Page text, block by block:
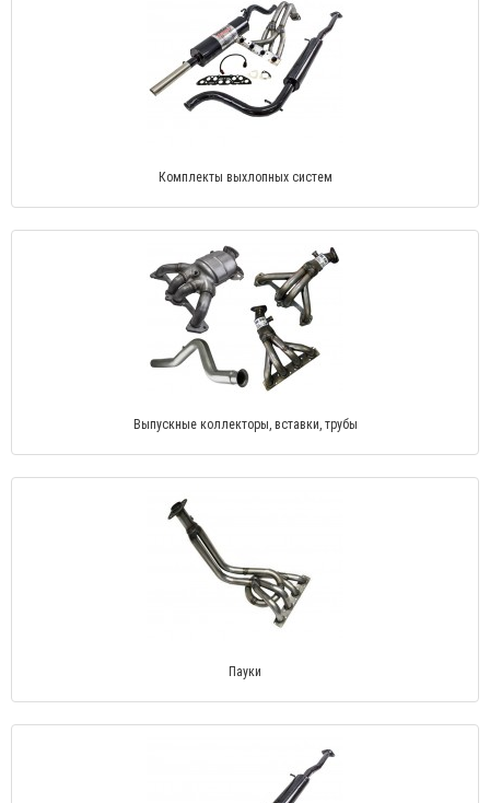
Комплекты выхлопных систем
Выпускные коллекторы, вставки, трубы
Пауки